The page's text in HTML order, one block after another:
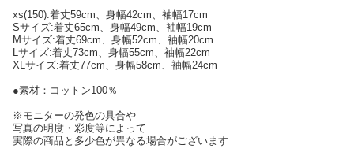
xs(150):着丈59cm、身幅42cm、袖幅17cm
Sサイズ:着丈65cm、身幅49cm、袖幅19cm
Mサイズ:着丈69cm、身幅52cm、袖幅20cm
Lサイズ:着丈73cm、身幅55cm、袖幅22cm
XLサイズ:着丈77cm、身幅58cm、袖幅24cm
●素材：コットン100％
※モニターの発色の具合や
写真の明度・彩度等によって
実際の商品と多少色が異なる場合がございます